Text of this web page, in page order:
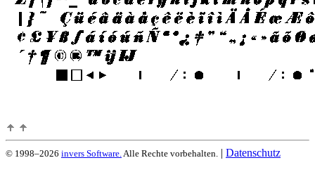
© 1998–2026 invers Software. Alle Rechte vorbehalten. | Datenschutz